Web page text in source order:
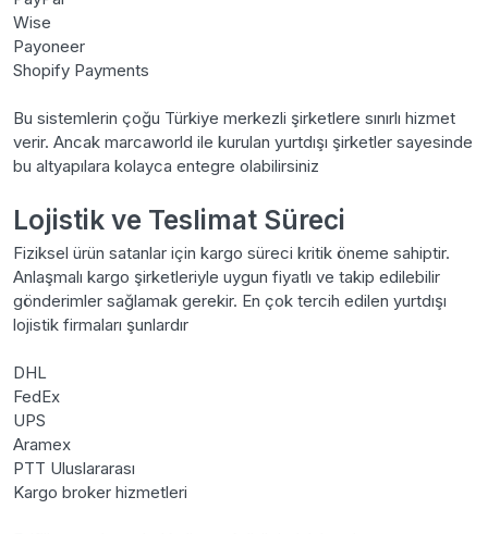
Wise
Payoneer
Shopify Payments
Bu sistemlerin çoğu Türkiye merkezli şirketlere sınırlı hizmet
verir. Ancak marcaworld ile kurulan yurtdışı şirketler sayesinde
bu altyapılara kolayca entegre olabilirsiniz
Lojistik ve Teslimat Süreci
Fiziksel ürün satanlar için kargo süreci kritik öneme sahiptir.
Anlaşmalı kargo şirketleriyle uygun fiyatlı ve takip edilebilir
gönderimler sağlamak gerekir. En çok tercih edilen yurtdışı
lojistik firmaları şunlardır
DHL
FedEx
UPS
Aramex
PTT Uluslararası
Kargo broker hizmetleri